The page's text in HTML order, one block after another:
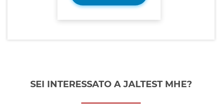
SEI INTERESSATO A JALTEST MHE?